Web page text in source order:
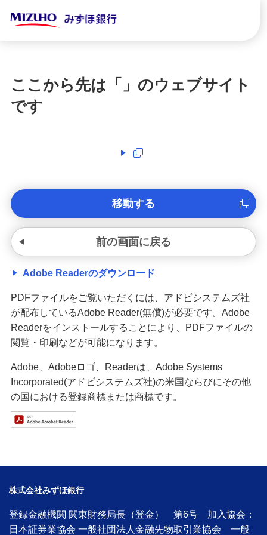
ここから先は「 」のウェブサイト
です
移動する
前の画面に戻る
Adobe Readerのダウンロード
PDFファイルをご覧いただくには、アドビシステムズ社
が配布しているAdobe Reader(無償)が必要です。Adobe
Readerをインストールすることにより、PDFファイルの
閲覧・印刷などが可能になります。
Adobe、Adobeロゴ、Readerは、Adobe Systems
Incorporated(アドビシステムズ社)の米国ならびにその他
の国における登録商標または商標です。
株式会社みずほ銀行
登録金融機関 関東財務局長（登金） 第6号 加入協会：
日本証券業協会 一般社団法人金融先物取引業協会 一般